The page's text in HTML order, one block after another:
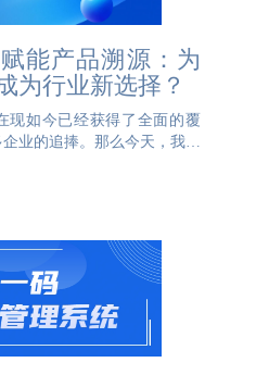
能产品溯源：为
为行业新选择？
现如今已经获得了全面的覆
业的追捧。那么今天，我们
二维码在产品溯源领域的优
大容量信息承载能力可变二